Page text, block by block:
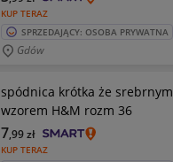
KUP TERAZ
SPRZEDAJĄCY: OSOBA PRYWATNA
Gdów
spódnica krótka że srebrnym
wzorem H&M rozm 36
KUP TERAZ
7,99zł